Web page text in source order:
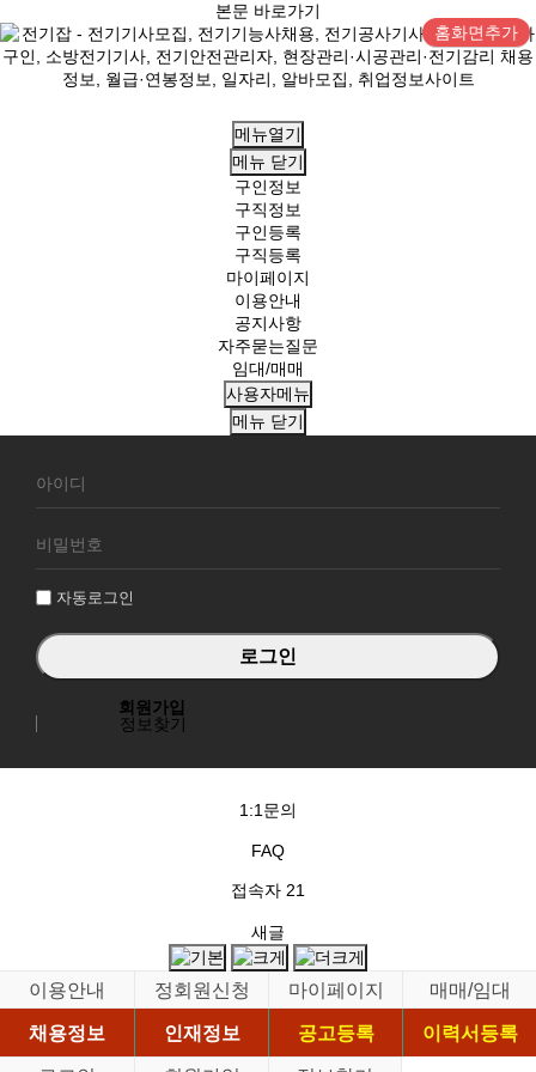
본문 바로가기
홈화면추가
메뉴열기
메뉴 닫기
구인정보
구직정보
구인등록
구직등록
마이페이지
이용안내
공지사항
자주묻는질문
임대/매매
사용자메뉴
메뉴 닫기
원
그
자동로그인
회원가입
정보찾기
1:1문의
FAQ
접속자 21
새글
이용안내 정회원신청 마이페이지
매매/임대
채용정보
인재정보 공고등록
이력서등록